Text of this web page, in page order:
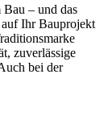
Bau – und das
auf Ihr Bauprojekt
zuverlässige
bei der